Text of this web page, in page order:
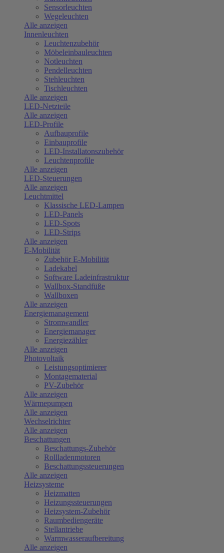
Sensorleuchten
Wegeleuchten
Alle anzeigen
Innenleuchten
Leuchtenzubehör
Möbeleinbauleuchten
Notleuchten
Pendelleuchten
Stehleuchten
Tischleuchten
Alle anzeigen
LED-Netzteile
Alle anzeigen
LED-Profile
Aufbauprofile
Einbauprofile
LED-Installatonszubehör
Leuchtenprofile
Alle anzeigen
LED-Steuerungen
Alle anzeigen
Leuchtmittel
Klassische LED-Lampen
LED-Panels
LED-Spots
LED-Strips
Alle anzeigen
E-Mobilität
Zubehör E-Mobilität
Ladekabel
Software Ladeinfrastruktur
Wallbox-Standfüße
Wallboxen
Alle anzeigen
Energiemanagement
Stromwandler
Energiemanager
Energiezähler
Alle anzeigen
Photovoltaik
Leistungsoptimierer
Montagematerial
PV-Zubehör
Alle anzeigen
Wärmepumpen
Alle anzeigen
Wechselrichter
Alle anzeigen
Beschattungen
Beschattungs-Zubehör
Rollladenmotoren
Beschattungssteuerungen
Alle anzeigen
Heizsysteme
Heizmatten
Heizungssteuerungen
Heizsystem-Zubehör
Raumbediengeräte
Stellantriebe
Warmwasseraufbereitung
Alle anzeigen